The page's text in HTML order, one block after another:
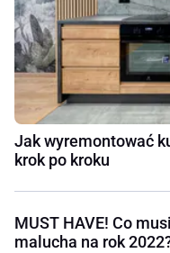
Jak wyremontować
krok po kroku
MUST HAVE! Co
malucha na rok